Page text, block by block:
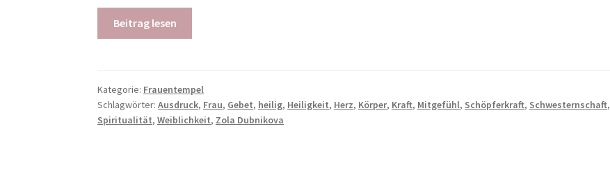
Beitrag lesen
Kategorie: Frauentempel
Schlagwörter:Ausdruck, Frau, Gebet, heilig, Heiligkeit, Herz, Körper, Kraft, Mitgefühl, Schöpferkraft, Schwesternschaft,
Spiritualität,Weiblichkeit, Zola Dubnikova